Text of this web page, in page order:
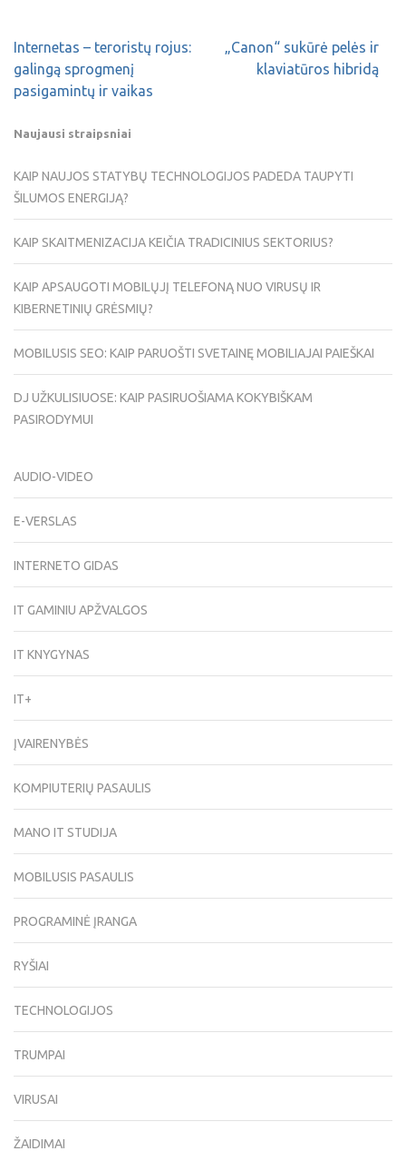
Internetas – teroristų rojus:
galingą sprogmenį
pasigamintų ir vaikas
„Canon“ sukūrė pelės ir
klaviatūros hibridą
Naujausi straipsniai
KAIP NAUJOS STATYBŲ TECHNOLOGIJOS PADEDA TAUPYTI
ŠILUMOS ENERGIJĄ?
KAIP SKAITMENIZACIJA KEIČIA TRADICINIUS SEKTORIUS?
KAIP APSAUGOTI MOBILŲJĮ TELEFONĄ NUO VIRUSŲ IR
KIBERNETINIŲ GRĖSMIŲ?
MOBILUSIS SEO: KAIP PARUOŠTI SVETAINĘ MOBILIAJAI PAIEŠKAI
DJ UŽKULISIUOSE: KAIP PASIRUOŠIAMA KOKYBIŠKAM
PASIRODYMUI
AUDIO-VIDEO
E-VERSLAS
INTERNETO GIDAS
IT GAMINIU APŽVALGOS
IT KNYGYNAS
IT+
ĮVAIRENYBĖS
KOMPIUTERIŲ PASAULIS
MANO IT STUDIJA
MOBILUSIS PASAULIS
PROGRAMINĖ ĮRANGA
RYŠIAI
TECHNOLOGIJOS
TRUMPAI
VIRUSAI
ŽAIDIMAI